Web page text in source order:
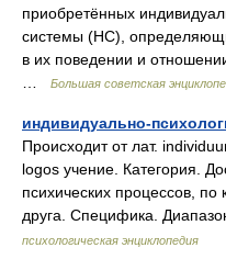
приобретённых
системы (HC),
в их поведении и
Большая советская
индивидуально-
Происходит от лат.
logos учение. Категория.
психических процессов,
друга. Специфика.
психологическая энциклопедия